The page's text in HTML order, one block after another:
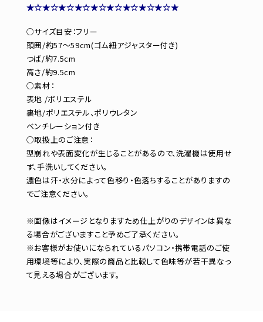
★☆★☆★☆★☆★☆★☆★☆★☆★☆★
○サイズ目安：フリー
頭囲/約57～59cm(ゴム紐アジャスター付き)
つば/約7.5cm
高さ/約9.5cm
○素材：
表地 /ポリエステル
裏地/ポリエステル、ポリウレタン
ベンチレーション付き
○取扱上のご注意：
型崩れや表面変化が生じることがあるので、洗濯機は使用せ
ず、手洗いしてください。
濃色は汗・水分によって色移り・色落ちすることがありますの
でご注意ください。
※画像はイメージとなりますため仕上がりのデザインは異な
る場合がございますこと予めご了承ください。
※お客様がお使いになられているパソコン・携帯電話のご使
用環境等により、実際の商品と比較して色味等が若干異なっ
て見える場合がございます。